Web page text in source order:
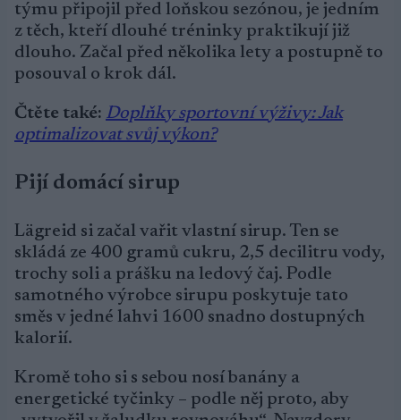
týmu připojil před loňskou sezónou, je jedním
z těch, kteří dlouhé tréninky praktikují již
dlouho. Začal před několika lety a postupně to
posouval o krok dál.
Čtěte také: Doplňky sportovní výživy: Jak
optimalizovat svůj výkon?
Pijí domácí sirup
Lägreid si začal vařit vlastní sirup. Ten se
skládá ze 400 gramů cukru, 2,5 decilitru vody,
trochy soli a prášku na ledový čaj. Podle
samotného výrobce sirupu poskytuje tato
směs v jedné lahvi 1600 snadno dostupných
kalorií.
Kromě toho si s sebou nosí banány a
energetické tyčinky – podle něj proto, aby